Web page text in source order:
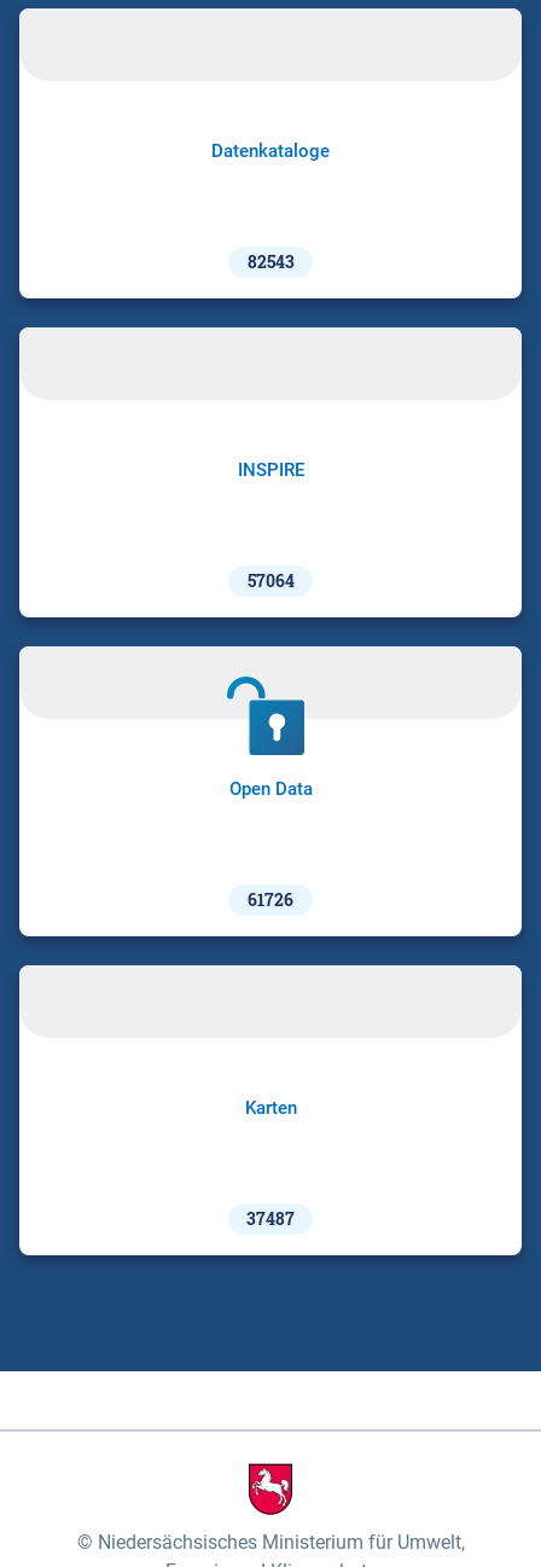
Datenkataloge
82543
INSPIRE
57064
Open Data
61726
Karten
37487
Niedersächsisches Ministerium für Umwelt,